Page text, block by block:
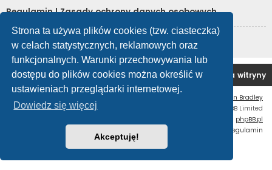
Strona ta używa plików cookies (tzw. ciasteczka)
w celach statystycznych, reklamowych oraz
funkcjonalnych. Warunki przechowywania lub
dostępu do plików cookies można określić w
ustawieniach przeglądarki internetowej.
Dowiedz się więcej
Akceptuję!
Regulamin|Zasady ochrony danych osobowych
Zarejestruj się
Forum OC PL Strona główna Usuń ciasteczka witryny
Ian Bradley
Technologię dostarcza
® Forum Software © phpBB Limited
phpBB.pl
Regulamin